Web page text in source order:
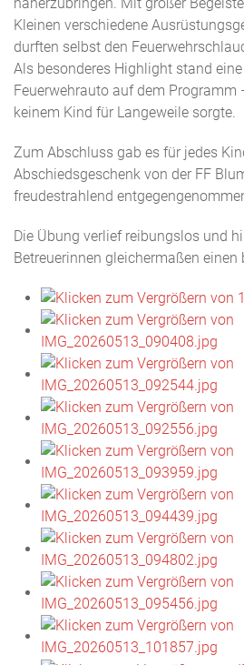
Kleinen verschiedene
durften selbst den
Als besonderes Highlight stand
Feuerwehrauto auf dem Programm
keinem Kind für Langeweile sorgte.
Zum Abschluss gab es für jedes
Abschiedsgeschenk von der FF
freudestrahlend
Die Übung verlief reibungslos und
Betreuerinnen gleichermaßen einen